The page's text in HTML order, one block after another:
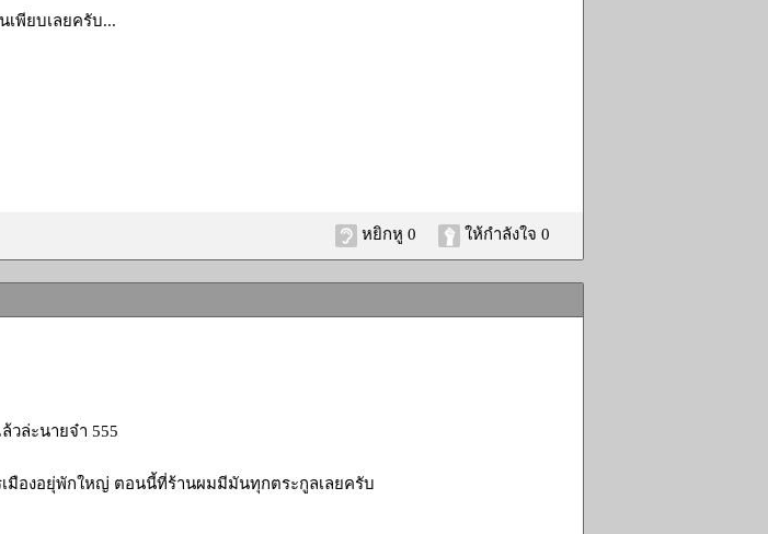
เพียบเลยครับ...
ให้กำลังใจ 0
หยิกหู 0
วล่ะนายจ๋า 555
เมืองอยุ่พักใหญ่ ตอนนี้ที่ร้านผมมีมันทุกตระกูลเลยครับ